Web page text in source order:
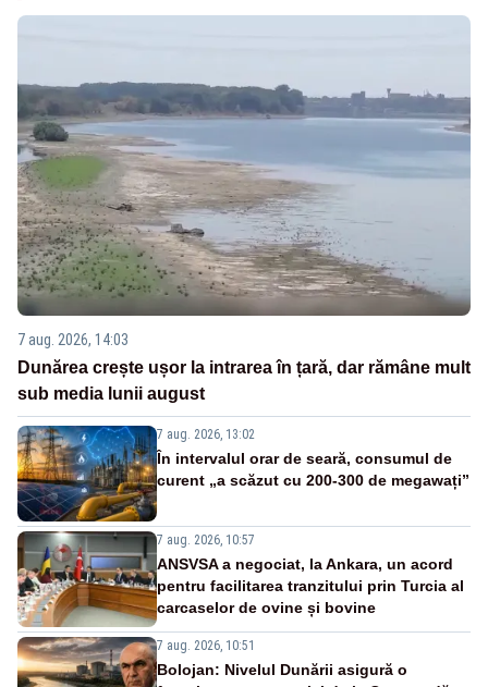
7 aug. 2026, 14:03
Dunărea crește ușor la intrarea în țară, dar rămâne mult
sub media lunii august
7 aug. 2026, 13:02
În intervalul orar de seară, consumul de
curent „a scăzut cu 200-300 de megawați”
7 aug. 2026, 10:57
ANSVSA a negociat, la Ankara, un acord
pentru facilitarea tranzitului prin Turcia al
carcaselor de ovine și bovine
7 aug. 2026, 10:51
Bolojan: Nivelul Dunării asigură o